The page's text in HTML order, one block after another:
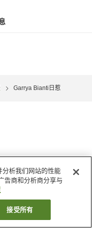
Garrya Bianti日惹
分析我们网站的性能
告商和分析商分享与
接受所有